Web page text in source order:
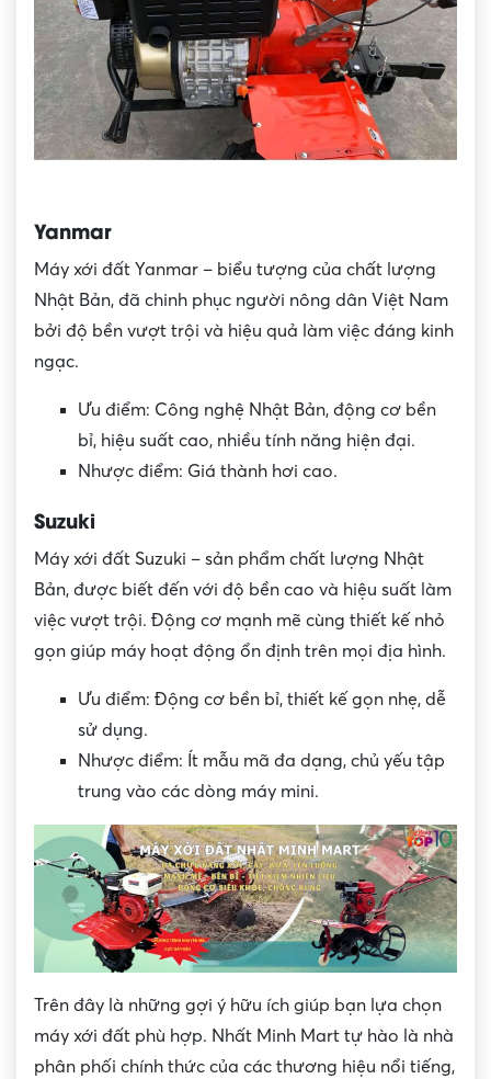
Yanmar
Máy xới đất Yanmar – biểu tượng của chất lượng
Nhật Bản, đã chinh phục người nông dân Việt Nam
bởi độ bền vượt trội và hiệu quả làm việc đáng kinh
ngạc.
Ưu điểm: Công nghệ Nhật Bản, động cơ bền
bỉ, hiệu suất cao, nhiều tính năng hiện đại.
Nhược điểm: Giá thành hơi cao.
Suzuki
Máy xới đất Suzuki – sản phẩm chất lượng Nhật
Bản, được biết đến với độ bền cao và hiệu suất làm
việc vượt trội. Động cơ mạnh mẽ cùng thiết kế nhỏ
gọn giúp máy hoạt động ổn định trên mọi địa hình.
Ưu điểm: Động cơ bền bỉ, thiết kế gọn nhẹ, dễ
sử dụng.
Nhược điểm: Ít mẫu mã đa dạng, chủ yếu tập
trung vào các dòng máy mini.
Trên đây là những gợi ý hữu ích giúp bạn lựa chọn
máy xới đất phù hợp. Nhất Minh Mart tự hào là nhà
phân phối chính thức của các thương hiệu nổi tiếng,